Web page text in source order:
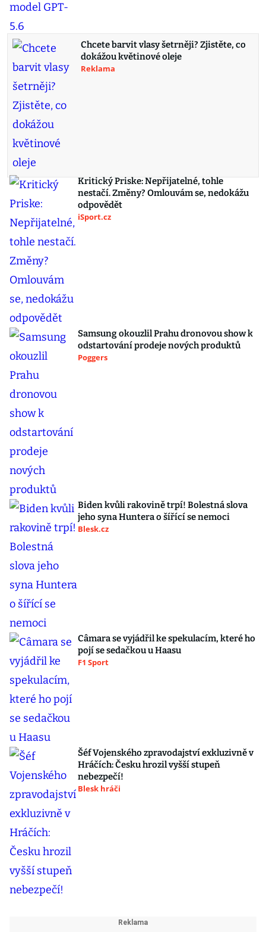
Chcete barvit vlasy šetrněji? Zjistěte, co
dokážou květinové oleje
Reklama
Kritický Priske: Nepřijatelné, tohle
nestačí. Změny? Omlouvám se, nedokážu
odpovědět
iSport.cz
Samsung okouzlil Prahu dronovou show k
odstartování prodeje nových produktů
Poggers
Biden kvůli rakovině trpí! Bolestná slova
jeho syna Huntera o šířící se nemoci
Blesk.cz
Câmara se vyjádřil ke spekulacím, které ho
pojí se sedačkou u Haasu
F1 Sport
Šéf Vojenského zpravodajství exkluzivně v
Hráčích: Česku hrozil vyšší stupeň
nebezpečí!
Blesk hráči